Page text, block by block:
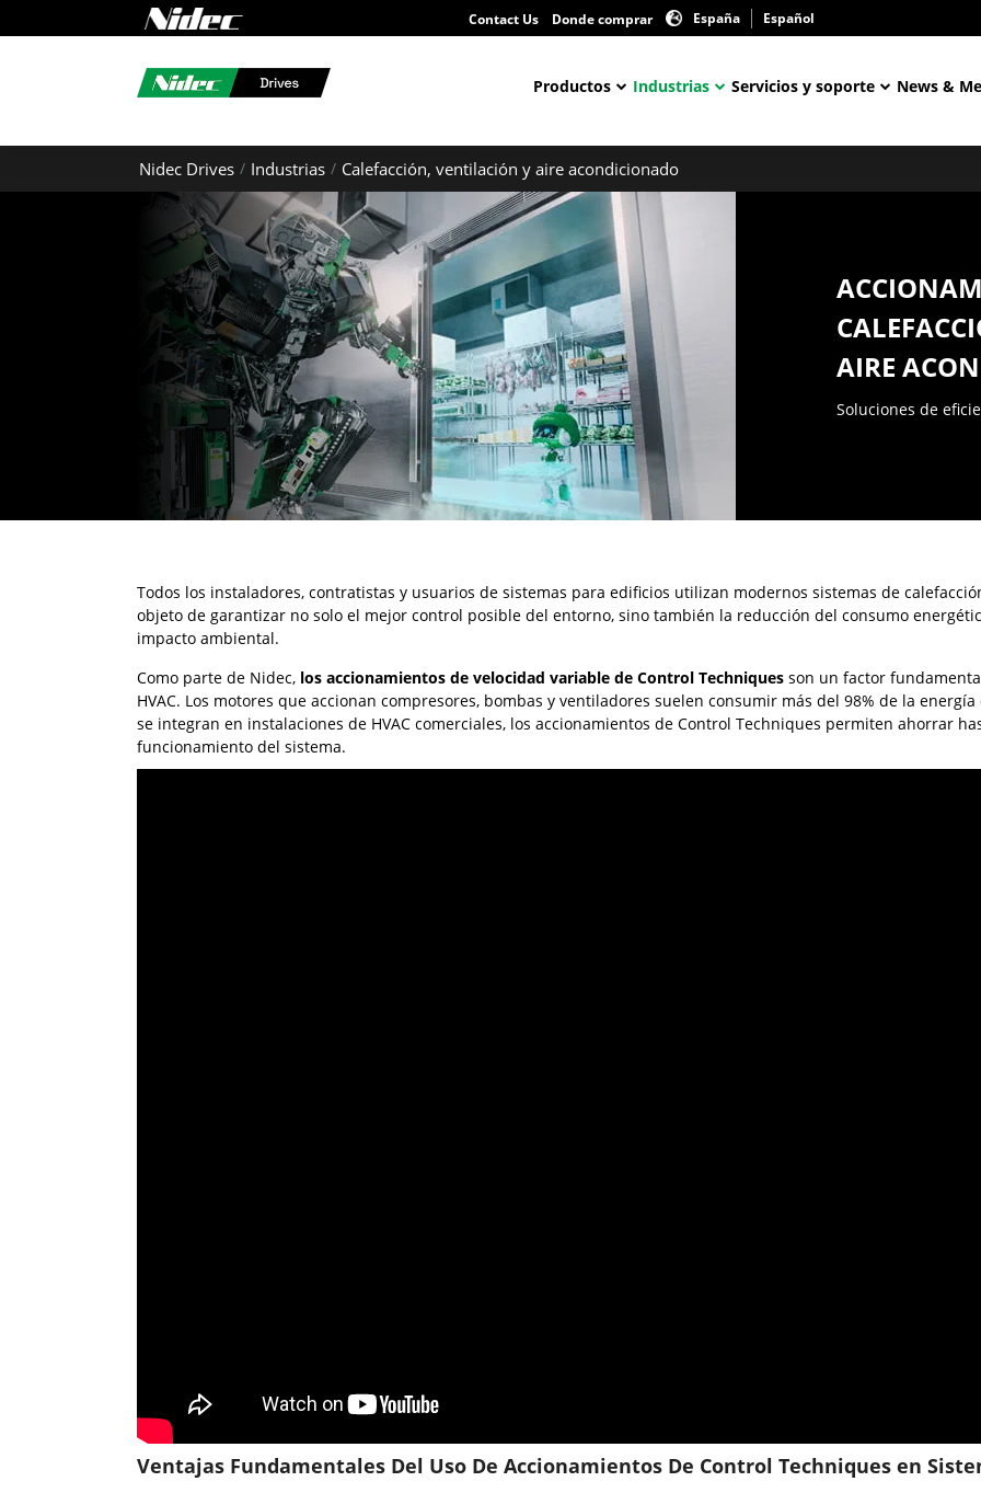
Contact Us Donde comprar España Español
Productos Industrias Servicios y soporte News &
Nidec Drives Industrias Calefacción, ventilación y aire acondicionado
AIRE
Soluciones de
Todos los instaladores, contratistas y usuarios de sistemas para edificios utilizan modernos sistemas de
objeto de garantizar no solo el mejor control posible del entorno, sino también la reducción del consumo
impacto ambiental.
Como parte de Nidec, los accionamientos de velocidad variable de Control Techniquesson un factor
HVAC. Los motores que accionan compresores, bombas y ventiladores suelen consumir más del 98% de la
se integran en instalaciones de HVAC comerciales, los accionamientos de Control Techniques permiten ahorrar
funcionamiento del sistema.
Ventajas Fundamentales Del Uso De Accionamientos De Control Techniques en